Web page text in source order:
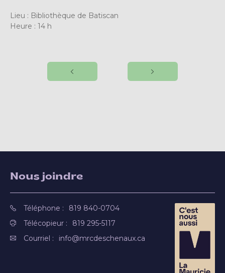
Lieu : Bibliothèque de Batiscan
Heure : 14 h
Nous joindre
Téléphone :
819 840-0704
Télécopieur :
819 295-5117
Courriel :
info@mrcdeschenaux.ca